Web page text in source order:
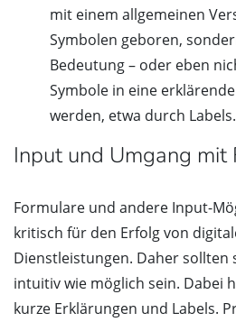
mit einem allgemeinen
Symbolen geboren,
Bedeutung – oder eben
Symbole in eine
werden, etwa durch Labels.
Input und Umgang mit
Formulare und andere Input-
kritisch für den Erfolg von
Dienstleistungen. Daher sollten
intuitiv wie möglich sein. Dabei
kurze Erklärungen und Labels.